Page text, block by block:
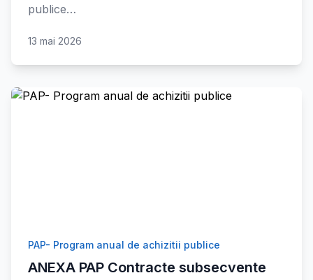
publice…
13 mai 2026
PAP- Program anual de achizitii publice
ANEXA PAP Contracte subsecvente